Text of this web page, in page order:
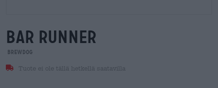
bar runner
BrewDog
Tuote ei ole tällä hetkellä saatavilla